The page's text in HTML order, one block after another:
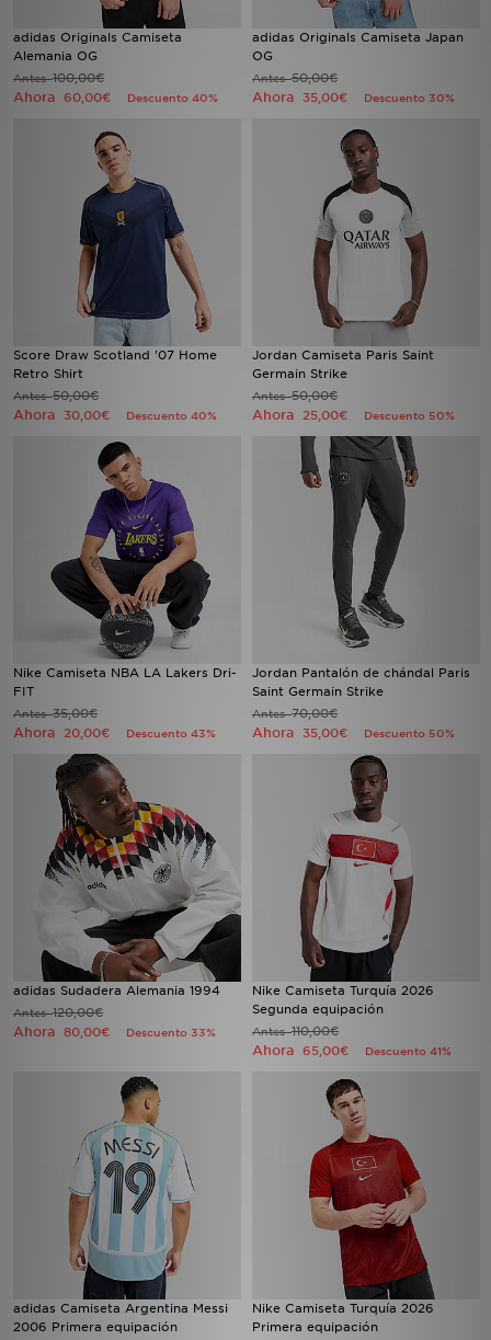
adidas Originals Camiseta
Alemania OG
Antes100,00€
Ahora 60,00€ Descuento 40%
adidas Originals Camiseta Japan
OG
Antes50,00€
Ahora 35,00€ Descuento 30%
Score Draw Scotland '07 Home
Retro Shirt
Antes50,00€
Ahora 30,00€ Descuento 40%
Jordan Camiseta Paris Saint
Germain Strike
Antes50,00€
Ahora 25,00€ Descuento 50%
Nike Camiseta NBA LA Lakers Dri-
FIT
Antes35,00€
Ahora 20,00€ Descuento 43%
Jordan Pantalón de chándal Paris
Saint Germain Strike
Antes70,00€
Ahora 35,00€ Descuento 50%
adidas Sudadera Alemania 1994
Antes120,00€
Ahora 80,00€ Descuento 33%
Nike Camiseta Turquía 2026
Segunda equipación
Antes110,00€
Ahora 65,00€ Descuento 41%
adidas Camiseta Argentina Messi
2006 Primera equipación
Nike Camiseta Turquía 2026
Primera equipación